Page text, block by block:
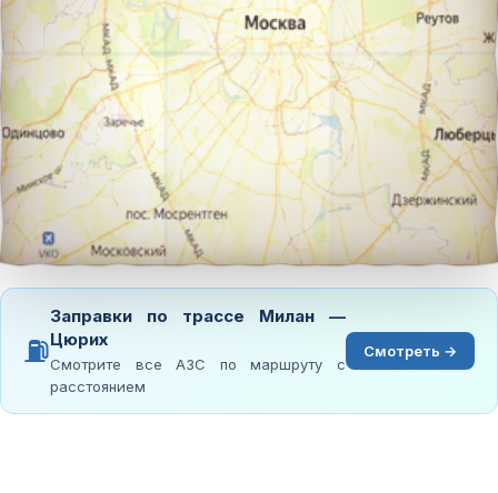
⛽
Заправки по трассе Милан —
Цюрих
Смотрите все АЗС по маршруту с
расстоянием
Смотреть →